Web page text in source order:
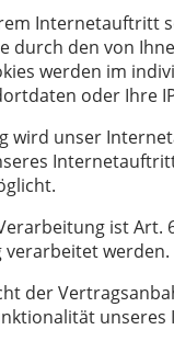
Internetauftritt
durch den von
werden im
oder Ihre
wird unser
ist Art.
verarbeitet werden.
der
unseres